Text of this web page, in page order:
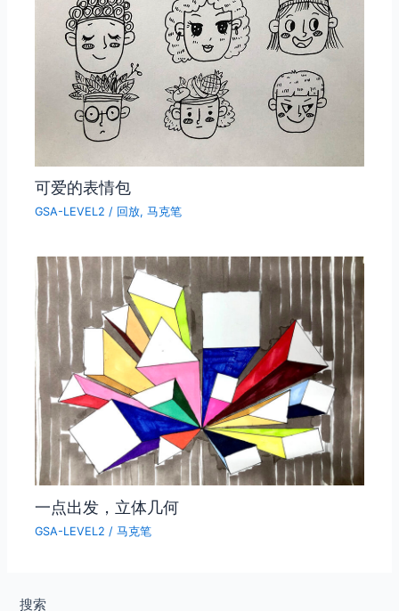
可爱的表情包
GSA-LEVEL2 / 回放,马克笔
一点出发，立体几何
GSA-LEVEL2 /马克笔
搜索